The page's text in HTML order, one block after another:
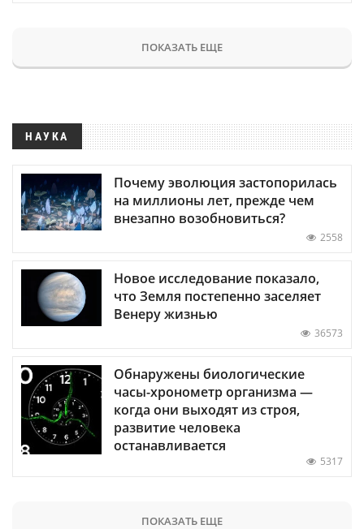
ПОКАЗАТЬ ЕЩЕ
НАУКА
Почему эволюция застопорилась
на миллионы лет, прежде чем
внезапно возобновиться?
2558
Новое исследование показало,
что Земля постепенно заселяет
Венеру жизнью
36573
Обнаружены биологические
часы-хронометр организма —
когда они выходят из строя,
развитие человека
останавливается
5317
ПОКАЗАТЬ ЕЩЕ